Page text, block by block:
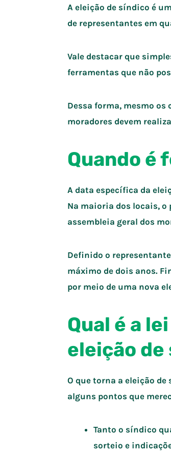
A eleição de síndico é
de representantes em
Vale destacar que
ferramentas que não
Dessa forma, mesmo
moradores devem
Quando é
A data específica da
Na maioria dos locais, o
assembleia geral dos
Definido o
máximo de dois anos.
por meio de uma nova
Qual é a
eleição
O que torna a eleição
alguns pontos que
Tanto o síndico
sorteio e